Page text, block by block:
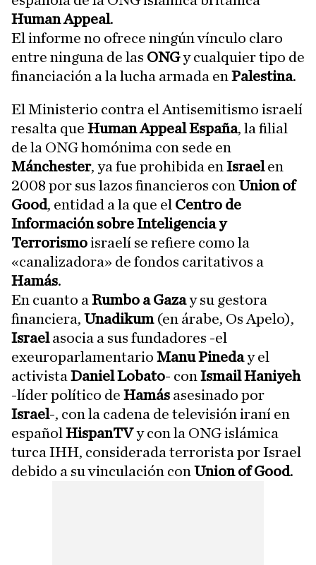
Human Appeal.
El informe no ofrece ningún vínculo claro
entre ninguna de las ONGy cualquier tipo de
financiación a la lucha armada en Palestina.
El Ministerio contra el Antisemitismo israelí
resalta que Human Appeal España, la filial
de la ONG homónima con sede en
Mánchester, ya fue prohibida en Israelen
2008 por sus lazos financieros con Union of
Good, entidad a la que el Centro de
Información sobre Inteligencia y
Terrorismoisraelí se refiere como la
«canalizadora» de fondos caritativos a
Hamás.
En cuanto a Rumbo a Gazay su gestora
financiera, Unadikum(en árabe, Os Apelo),
Israelasocia a sus fundadores -el
exeuroparlamentario Manu Pineday el
activista Daniel Lobato- con Ismail Haniyeh
-líder político de Hamás asesinado por
Israel-, con la cadena de televisión iraní en
español HispanTVy con la ONG islámica
turca IHH, considerada terrorista por Israel
debido a su vinculación con Union of Good.